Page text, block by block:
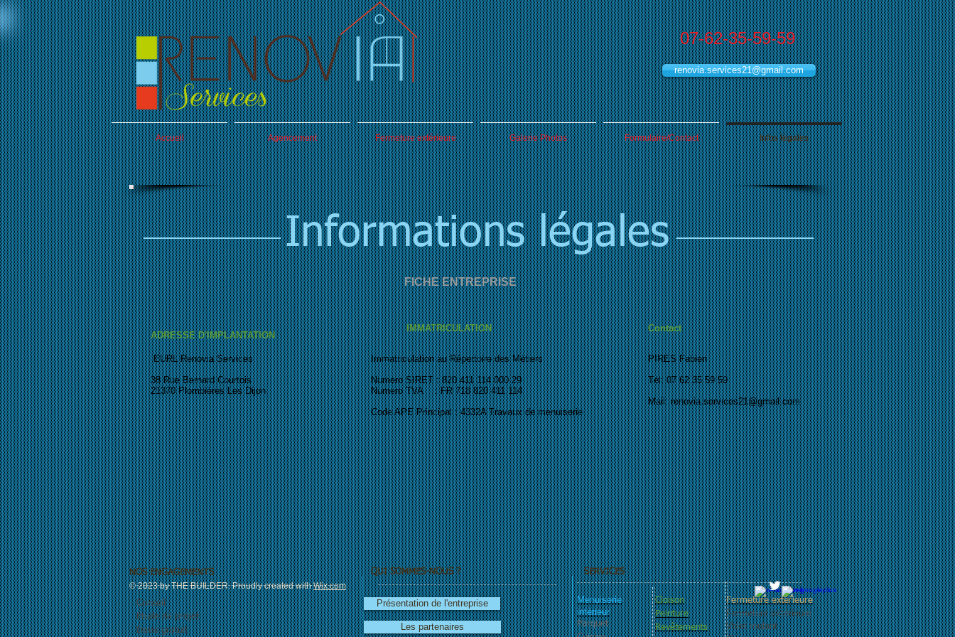
Accueil Agencement Fermeture extérieure Galerie Photos Formulaire/Contact Infos légales
renovia.services21@gmail.com
07-62-35-59-59
Informations légales
FICHE ENTREPRISE
ADRESSE D'IMPLANTATION
IMMATRICULATION
EURL Renovia Services
38 Rue Bernard Courtois
21370 Plombières Les Dijon
Immatriculation au Répertoire des Métiers
Numero SIRET : 820 411 114 000 29
Numero TVA : FR 718 820 411 114
Code APE Principal : 4332A Travaux de menuiserie
Contact
PIRES Fabien
Tél: 07 62 35 59 59
Mail:renovia.services21@gmail.com
© 2023 by THE BUILDER. Proudly created withWix.com
NOS ENGAGEMENTS
Conseil
Etude de projet
Devis gratuit
QUI SOMMES-NOUS ? SERVICES
Présentation de l'entreprise
Les partenaires
Menuiserie
intérieur
Parquet
Fermeture extérieure
Fermeture extérieure
Volet roulant
Cloison
Peinture
Revêtements